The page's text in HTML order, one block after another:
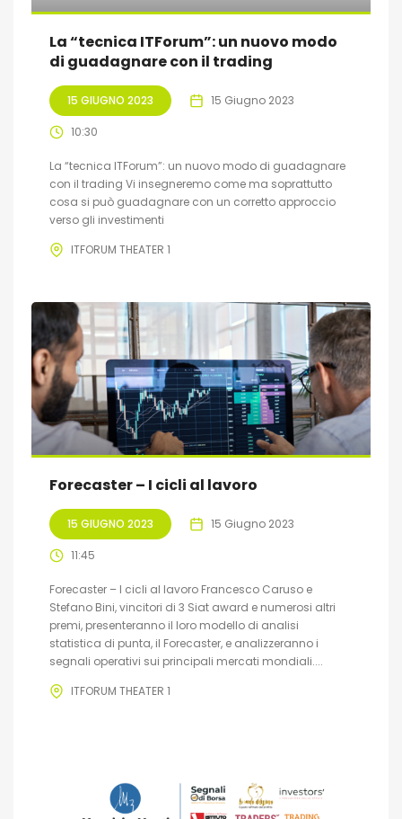
La “tecnica ITForum”: un nuovo modo
di guadagnare con il trading
15 GIUGNO 2023 15 Giugno 2023
10:30
La “tecnica ITForum”: un nuovo modo di guadagnare
con il trading Vi insegneremo come ma soprattutto
cosa si può guadagnare con un corretto approccio
verso gli investimenti
ITFORUM THEATER 1
Forecaster – I cicli al lavoro
15 GIUGNO 2023 15 Giugno 2023
11:45
Forecaster – I cicli al lavoro Francesco Caruso e
Stefano Bini, vincitori di 3 Siat award e numerosi altri
premi, presenteranno il loro modello di analisi
statistica di punta, il Forecaster, e analizzeranno i
segnali operativi sui principali mercati mondiali....
ITFORUM THEATER 1